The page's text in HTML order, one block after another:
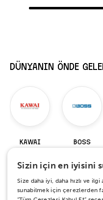
DÜNYANIN ÖNDE
KAWAI BOSS
Sizin için en iyisini
Size daha iyi, daha hızlı ve
sunabilmek için çerezlerden